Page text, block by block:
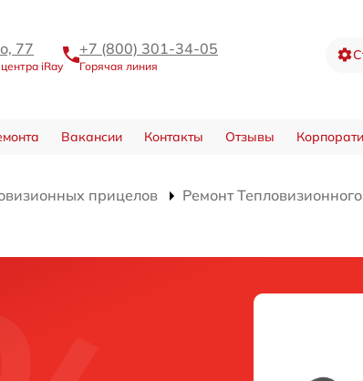
77
iRay
+7 (800) 301-34-05
Горячая линия
Вакансии Контакты Отзывы
прицелов
Ремонт